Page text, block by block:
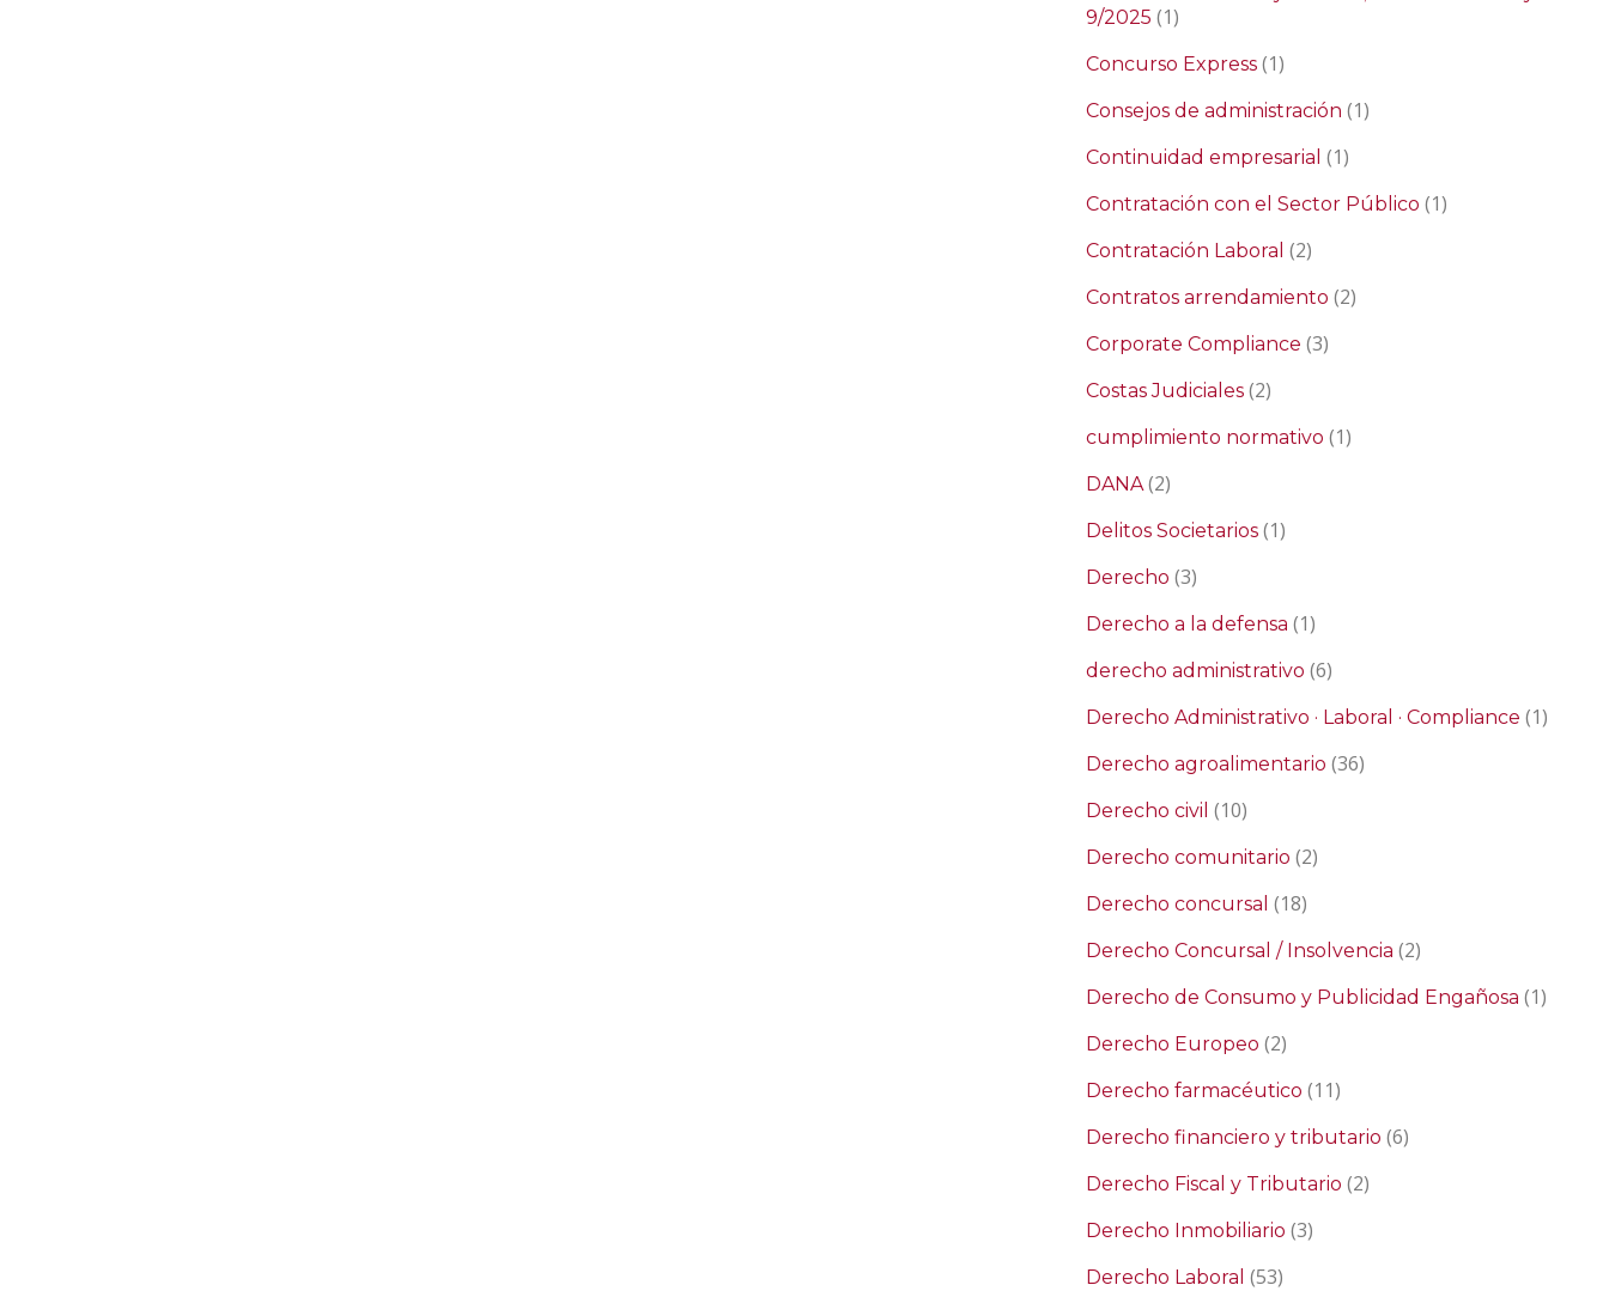
9/2025 (1)
Concurso Express (1)
Consejos de administración (1)
Continuidad empresarial (1)
Contratación con el Sector Público (1)
Contratación Laboral (2)
Contratos arrendamiento (2)
Corporate Compliance (3)
Costas Judiciales (2)
cumplimiento normativo (1)
DANA(2)
Delitos Societarios (1)
Derecho (3)
Derecho a la defensa (1)
derecho administrativo (6)
Derecho Administrativo · Laboral · Compliance (1)
Derecho agroalimentario (36)
Derecho civil (10)
Derecho comunitario (2)
Derecho concursal (18)
Derecho Concursal / Insolvencia (2)
Derecho de Consumo y Publicidad Engañosa (1)
Derecho Europeo (2)
Derecho farmacéutico (11)
Derecho financiero y tributario (6)
Derecho Fiscal y Tributario (2)
Derecho Inmobiliario (3)
Derecho Laboral (53)